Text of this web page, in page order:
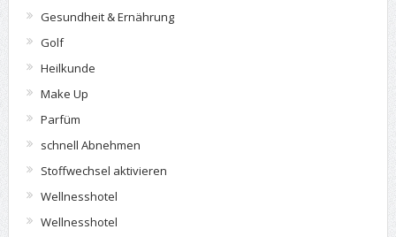
Gesundheit & Ernährung
Golf
Heilkunde
Make Up
Parfüm
schnell Abnehmen
Stoffwechsel aktivieren
Wellnesshotel
Wellnesshotel